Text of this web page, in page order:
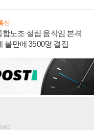
신
노조 설립 움직임 본격
불만에 3500명 결집